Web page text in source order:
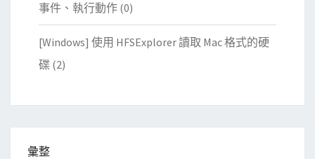
事件、執行動作 (0)
[Windows] 使用 HFSExplorer 讀取 Mac 格式的硬
碟 (2)
彙整